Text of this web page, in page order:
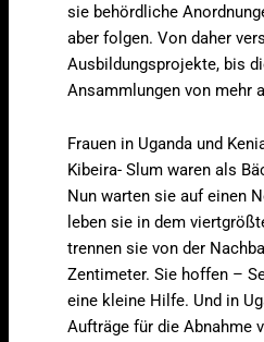
sie behördliche
aber folgen. Von daher
Ausbildungsprojekte, bis
Ansammlungen von mehr
Frauen in Uganda und
Kibeira- Slum waren als
Nun warten sie auf einen
leben sie in dem
trennen sie von der
Zentimeter. Sie hoffen –
eine kleine Hilfe. Und in
Aufträge für die Abnahme